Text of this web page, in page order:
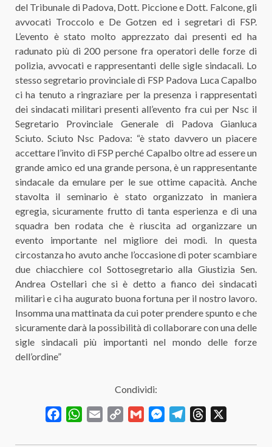
del Tribunale di Padova, Dott. Piccione e Dott. Falcone, gli
avvocati Troccolo e De Gotzen ed i segretari di FSP.
L’evento è stato molto apprezzato dai presenti ed ha
radunato più di 200 persone fra operatori delle forze di
polizia, avvocati e rappresentanti delle sigle sindacali. Lo
stesso segretario provinciale di FSP Padova Luca Capalbo
ci ha tenuto a ringraziare per la presenza i rappresentati
dei sindacati militari presenti all’evento fra cui per Nsc il
Segretario Provinciale Generale di Padova Gianluca
Sciuto. Sciuto Nsc Padova: “è stato davvero un piacere
accettare l’invito di FSP perché Capalbo oltre ad essere un
grande amico ed una grande persona, è un rappresentante
sindacale da emulare per le sue ottime capacità. Anche
stavolta il seminario è stato organizzato in maniera
egregia, sicuramente frutto di tanta esperienza e di una
squadra ben rodata che è riuscita ad organizzare un
evento importante nel migliore dei modi. In questa
circostanza ho avuto anche l’occasione di poter scambiare
due chiacchiere col Sottosegretario alla Giustizia Sen.
Andrea Ostellari che si è detto a fianco dei sindacati
militari e ci ha augurato buona fortuna per il nostro lavoro.
Insomma una mattinata da cui poter prendere spunto e che
sicuramente darà la possibilità di collaborare con una delle
sigle sindacali più importanti nel mondo delle forze
dell’ordine”
Condividi:
FacebookWhatsApp
Email
Copy
Gmail MessengerTelegramThreads